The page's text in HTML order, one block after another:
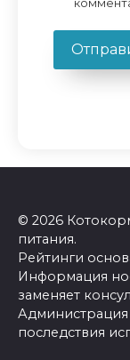
© 2026
питания.
Рейтинги
Информация
заменяет
Администрация
последствия